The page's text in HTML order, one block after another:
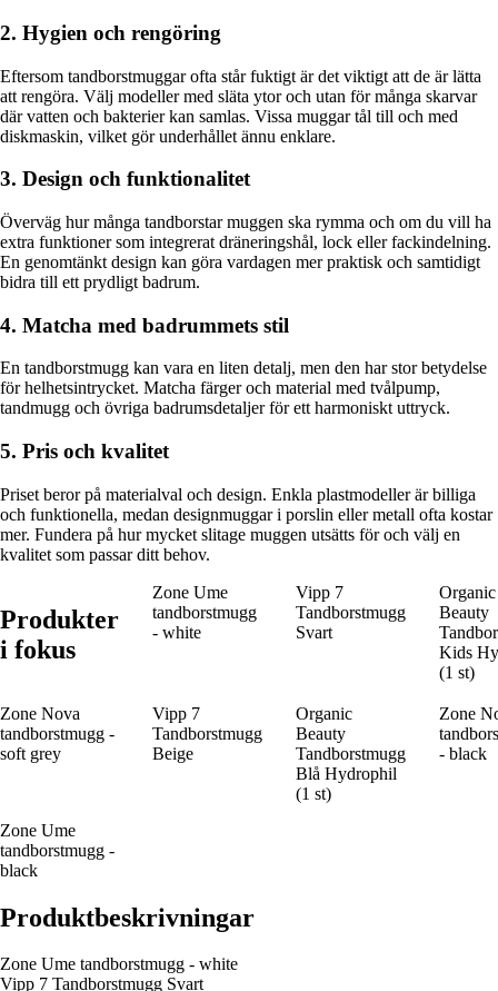
2. Hygien och rengöring
Eftersom tandborstmuggar ofta står fuktigt är det viktigt att de är lätta
att rengöra. Välj modeller med släta ytor och utan för många skarvar
där vatten och bakterier kan samlas. Vissa muggar tål till och med
diskmaskin, vilket gör underhållet ännu enklare.
3. Design och funktionalitet
Överväg hur många tandborstar muggen ska rymma och om du vill ha
extra funktioner som integrerat dräneringshål, lock eller fackindelning.
En genomtänkt design kan göra vardagen mer praktisk och samtidigt
bidra till ett prydligt badrum.
4. Matcha med badrummets stil
En tandborstmugg kan vara en liten detalj, men den har stor betydelse
för helhetsintrycket. Matcha färger och material med tvålpump,
tandmugg och övriga badrumsdetaljer för ett harmoniskt uttryck.
5. Pris och kvalitet
Priset beror på materialval och design. Enkla plastmodeller är billiga
och funktionella, medan designmuggar i porslin eller metall ofta kostar
mer. Fundera på hur mycket slitage muggen utsätts för och välj en
kvalitet som passar ditt behov.
Produkter
i fokus
Zone Ume
tandborstmugg
- white
Vipp 7
Tandborstmugg
Svart
Organic
Beauty
Kids
(1 st)
Zone Nova
tandborstmugg -
soft grey
Vipp 7
Tandborstmugg
Beige
Organic
Beauty
Tandborstmugg
Blå Hydrophil
(1 st)
Zone
- black
Zone Ume
tandborstmugg -
black
Produktbeskrivningar
Zone Ume tandborstmugg - white
Vipp 7 Tandborstmugg Svart